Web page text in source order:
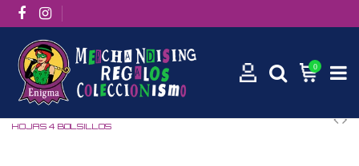
0
HOJAS 4 BOLSILLOS